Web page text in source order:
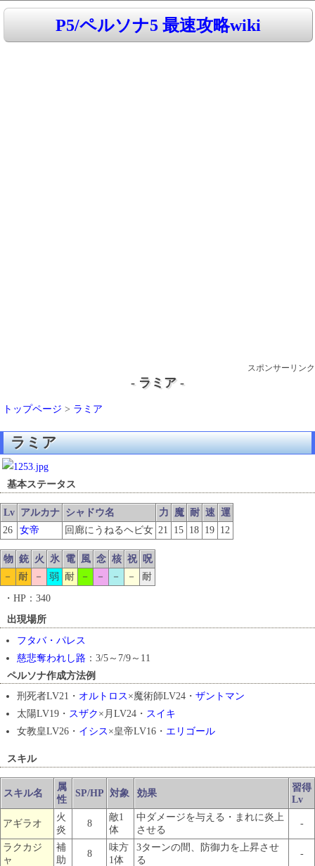
P5/ペルソナ5 最速攻略wiki
スポンサーリンク
- ラミア -
トップページ > ラミア
ラミア
基本ステータス
Lv アルカナ シャドウ名 力 魔 耐 速 運
26
女帝 回廊にうねるヘビ女 21 15 18 19 12
物 銃 火 氷 電 風 念 核 祝
呪
－
耐 － 弱 耐 － － － － 耐
・HP：340
出現場所
フタバ・パレス
慈悲奪われし路 ：3/5～7/9～11
ペルソナ作成方法例
刑死者LV21・ オルトロス ×魔術師LV24・ ザントマン
太陽LV19・ スザク ×月LV24・ スイキ
女教皇LV26・ イシス ×皇帝LV16・ エリゴール
スキル
スキル名
属
性
SP/HP 対象 効果
習得
Lv
アギラオ
火
炎
8
敵1
体
中ダメージを与える・まれに炎上
させる
-
ラクカジ
ャ
補
助
8
味方
1体
3ターンの間、防御力を上昇させ
る
-